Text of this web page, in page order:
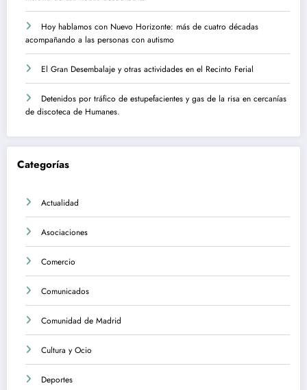
Hoy hablamos con Nuevo Horizonte: más de cuatro décadas
acompañando a las personas con autismo
El Gran Desembalaje y otras actividades en el Recinto Ferial
Detenidos por tráfico de estupefacientes y gas de la risa en cercanías
de discoteca de Humanes.
Categorías
Actualidad
Asociaciones
Comercio
Comunicados
Comunidad de Madrid
Cultura y Ocio
Deportes